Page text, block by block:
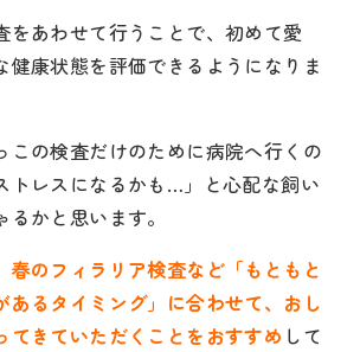
をあわせて行うことで、初めて愛
健康状態を評価できるようになりま
この検査だけのために病院へ行くの
トレスになるかも…」と心配な飼い
かと思います。
春のフィラリア検査など「もともと
あるタイミング」に合わせて、おし
てきていただくことをおすすめ して